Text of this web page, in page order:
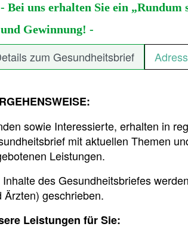
- Bei uns erhalten Sie ein
und Gewinnung! -
zum Gesundheitsbrief
sowie Interessierte, erhalten in
mit aktuellen Themen
Leistungen.
Inhalte des Gesundheitsbriefes
Ärzten) geschrieben.
Leistungen für Sie: